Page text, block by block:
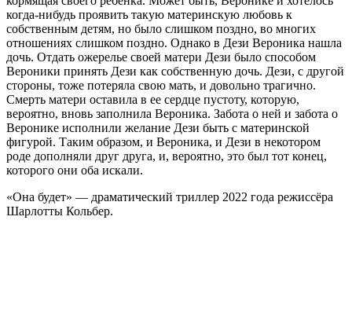
когда-нибудь проявить такую ​​материнскую любовь к
собственным детям, но было слишком поздно, во многих
отношениях слишком поздно. Однако в Дези Вероника нашла
дочь. Отдать ожерелье своей матери Дези было способом
Вероники принять Дези как собственную дочь. Дези, с другой
стороны, тоже потеряла свою мать, и довольно трагично.
Смерть матери оставила в ее сердце пустоту, которую,
вероятно, вновь заполнила Вероника. Забота о ней и забота о
Веронике исполнили желание Дези быть с материнской
фигурой. Таким образом, и Вероника, и Дези в некотором
роде дополняли друг друга, и, вероятно, это был тот конец,
которого они оба искали.
«Она будет» — драматический триллер 2022 года режиссёра
Шарлотты Кольбер.